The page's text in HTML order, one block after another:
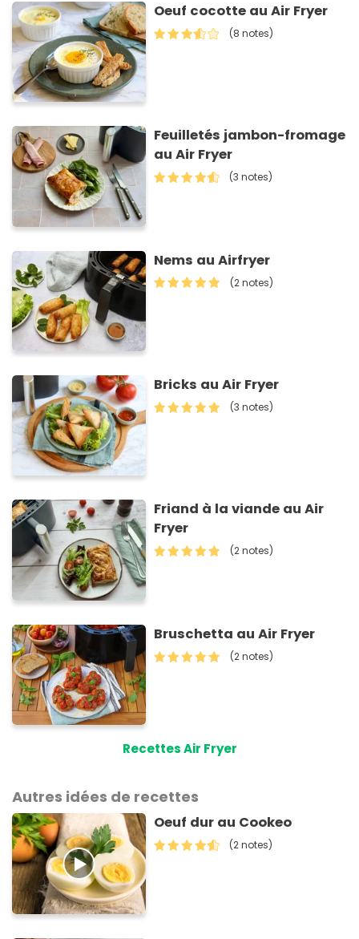
Oeuf cocotte au Air Fryer
(8 notes)
Feuilletés jambon-fromage
au Air Fryer
(3 notes)
Nems au Airfryer
(2 notes)
Bricks au Air Fryer
(3 notes)
Friand à la viande au Air
Fryer
(2 notes)
Bruschetta au Air Fryer
(2 notes)
Recettes Air Fryer
Autres idées de recettes
Oeuf dur au Cookeo
(2 notes)